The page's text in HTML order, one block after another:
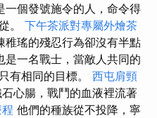
一個發號施令的人，命令得
。 下午茶派對專屬外燴茶
稚瑤的殘忍行為卻沒有半點
是一名戰士，當敵人共同的
有相同的目標。 西屯肩頸
心腸，戰鬥的血液裡流著
他們的種族從不投降，寧